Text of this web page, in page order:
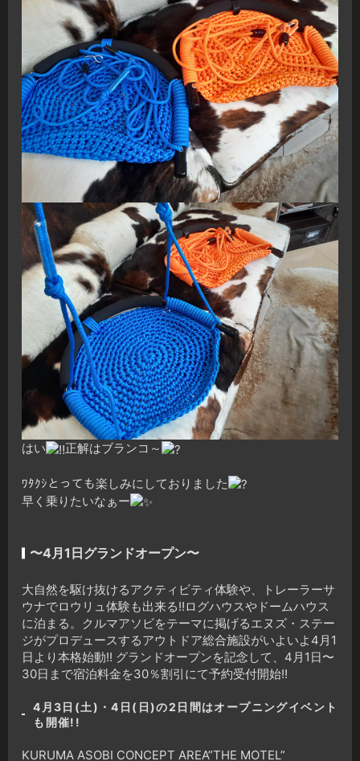
はい 正解はブランコ～
ﾜﾀｸｼとっても楽しみにしておりました
早く乗りたいなぁー
〜4月1日グランドオープン〜
大自然を駆け抜けるアクティビティ体験や、トレーラーサ
ウナでロウリュ体験も出来る!!ログハウスやドームハウス
に泊まる。クルマアソビをテーマに掲げるエヌズ・ステー
ジがプロデュースするアウトドア総合施設がいよいよ4月1
日より本格始動!! グランドオープンを記念して、4月1日〜
30日まで宿泊料金を30％割引にて予約受付開始!!
4月3日(土)・4日(日)の2日間はオープニングイベント
も開催!!
KURUMA ASOBI CONCEPT AREA”THE MOTEL”